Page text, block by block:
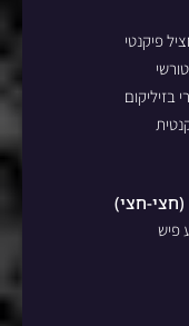
פיקנטי
בזיליקום
פיש